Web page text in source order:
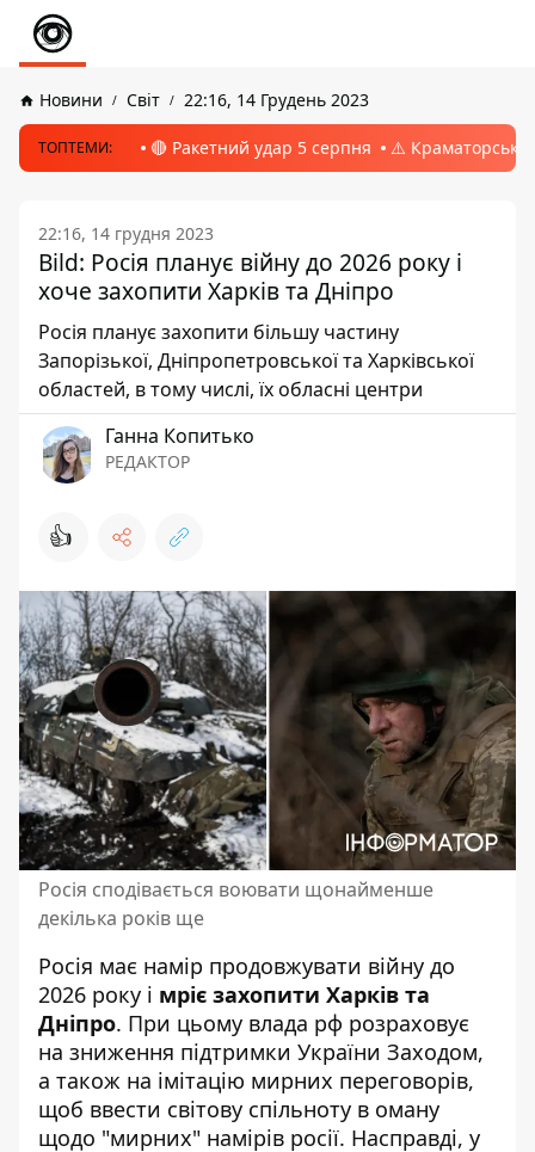
Новини Світ 22:16, 14 Грудень 2023
ТОПТЕМИ: 🔴 Ракетний удар 5 серпня ⚠️ Краматорськ,
22:16, 14 грудня 2023
Bild: Росія планує війну до 2026 року і
хоче захопити Харків та Дніпро
Росія планує захопити більшу частину
Запорізької, Дніпропетровської та Харківської
областей, в тому числі, їх обласні центри
Ганна Копитько
РЕДАКТОР
👍
Росія сподівається воювати щонайменше
декілька років ще
Росія має намір продовжувати війну до
2026 року і мріє захопити Харків та
Дніпро. При цьому влада рф розраховує
на зниження підтримки України Заходом,
а також на імітацію мирних переговорів,
щоб ввести світову спільноту в оману
щодо "мирних" намірів росії. Насправді, у